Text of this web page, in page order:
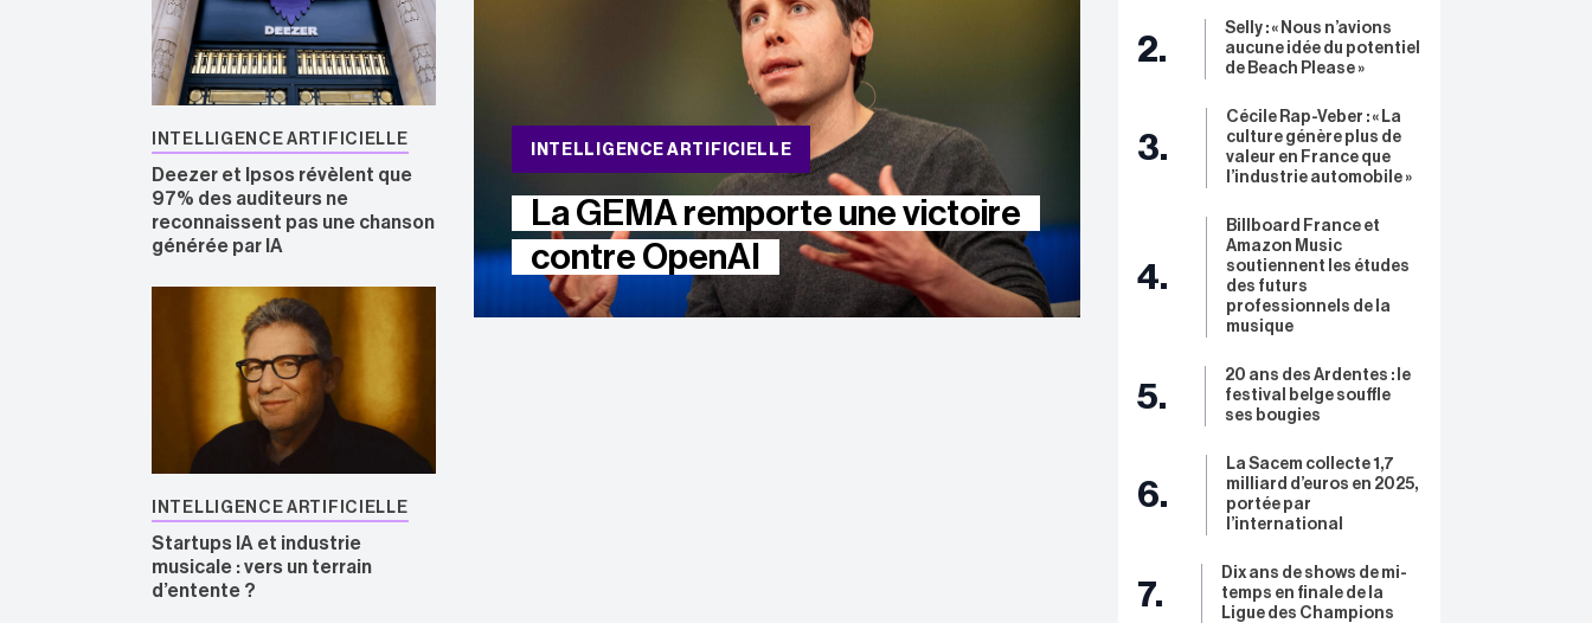
INTELLIGENCE ARTIFICIELLE
Deezer et Ipsos révèlent que
97% des auditeurs ne
reconnaissent pas une chanson
générée par IA
INTELLIGENCE ARTIFICIELLE
Startups IA et industrie
musicale : vers un terrain
d’entente ?
INTELLIGENCE ARTIFICIELLE
La GEMA remporte une victoire
contre OpenAI
2.
Selly : « Nous n’avions
aucune idée du potentiel
de Beach Please »
3.
Cécile Rap-Veber : « La
culture génère plus de
valeur en France que
l’industrie automobile »
4.
Billboard France et
Amazon Music
soutiennent les études
des futurs
professionnels de la
musique
5.
20 ans des Ardentes : le
festival belge souffle
ses bougies
6.
La Sacem collecte 1,7
milliard d’euros en 2025,
portée par
l’international
7.
Dix ans de shows de mi-
temps en finale de la
Ligue des Champions